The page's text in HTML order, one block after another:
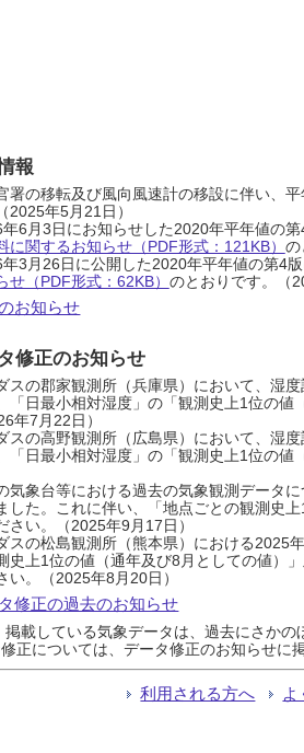
報
署の移転及び風向風速計の移設に伴い、
2025年5月21日）
6月3日にお知らせした2020年平年値の
に関するお知らせ（PDF形式：121KB） の
3月26日に公開した2020年平年値の第4
せ（PDF形式：62KB） のとおりです。（
お知らせ
修正のお知らせ
スの郡家観測所（兵庫県）において、湿
「日最小相対湿度」の「観測史上1位の値
年7月22日）
スの高野観測所（広島県）において、湿
「日最小相対湿度」の「観測史上1位の
気象台等における過去の気象観測データ
した。これに伴い、「地点ごとの観測史
さい。（2025年9月17日）
スの松島観測所（熊本県）における2025
史上1位の値（通年及び8月としての値）
い。（2025年8月20日）
修正の過去のお知らせ
載している気象データは、過去にさかの
正については、データ修正のお知らせに
利用される方へ よ